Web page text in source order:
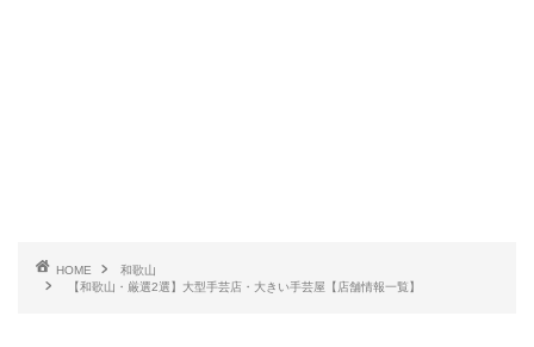
HOME
和歌山
【和歌山・厳選2選】大型手芸店・大きい手芸屋【店舗情報一覧】